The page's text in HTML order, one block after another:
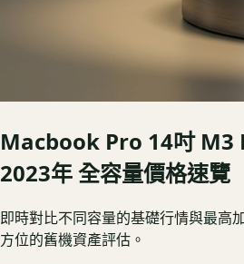
Macbook Pro 14吋 M3
2023年全容量價格速覽
即時對比不同容量的基礎行情與最高
方位的舊機資產評估。